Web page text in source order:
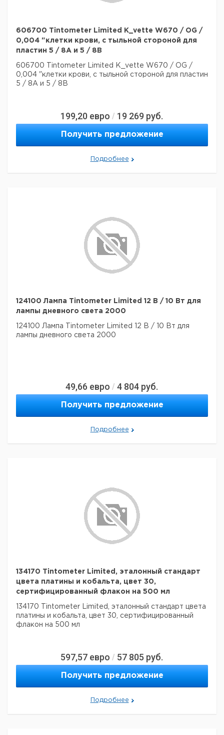
606700 Tintometer Limited K_vette W670 / OG /
0,004 "клетки крови, с тыльной стороной для
пластин 5 / 8A и 5 / 8B
606700 Tintometer Limited K_vette W670 / OG /
0,004 "клетки крови, с тыльной стороной для пластин
5 / 8A и 5 / 8B
199,20 евро / 19 269 руб.
Получить предложение
Подробнее
124100 Лампа Tintometer Limited 12 В / 10 Вт для
лампы дневного света 2000
124100 Лампа Tintometer Limited 12 В / 10 Вт для
лампы дневного света 2000
49,66 евро / 4 804 руб.
Получить предложение
Подробнее
134170 Tintometer Limited, эталонный стандарт
цвета платины и кобальта, цвет 30,
сертифицированный флакон на 500 мл
134170 Tintometer Limited, эталонный стандарт цвета
платины и кобальта, цвет 30, сертифицированный
флакон на 500 мл
597,57 евро / 57 805 руб.
Получить предложение
Подробнее